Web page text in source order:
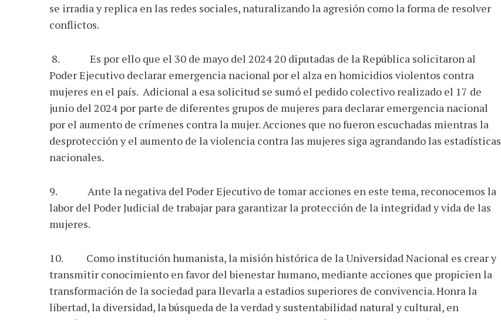
se irradia y replica en las redes sociales, naturalizando la agresión como la forma de resolver
conflictos.
8. Es por ello que el 30 de mayo del 2024 20 diputadas de la República solicitaron al
Poder Ejecutivo declarar emergencia nacional por el alza en homicidios violentos contra
mujeres en el país. Adicional a esa solicitud se sumó el pedido colectivo realizado el 17 de
junio del 2024 por parte de diferentes grupos de mujeres para declarar emergencia nacional
por el aumento de crímenes contra la mujer. Acciones que no fueron escuchadas mientras la
desprotección y el aumento de la violencia contra las mujeres siga agrandando las estadísticas
nacionales.
9. Ante la negativa del Poder Ejecutivo de tomar acciones en este tema, reconocemos la
labor del Poder Judicial de trabajar para garantizar la protección de la integridad y vida de las
mujeres.
10. Como institución humanista, la misión histórica de la Universidad Nacional es crear y
transmitir conocimiento en favor del bienestar humano, mediante acciones que propicien la
transformación de la sociedad para llevarla a estadios superiores de convivencia. Honra la
libertad, la diversidad, la búsqueda de la verdad y sustentabilidad natural y cultural, en